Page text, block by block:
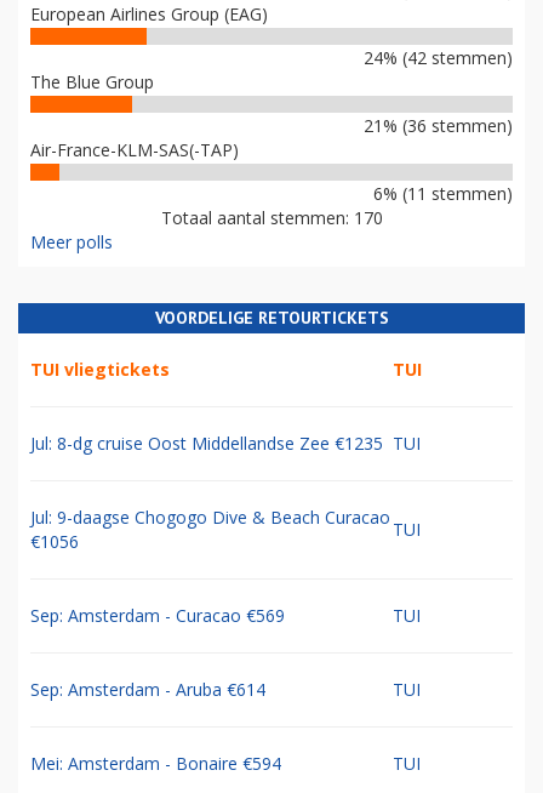
European Airlines Group (EAG)
24% (42 stemmen)
The Blue Group
21% (36 stemmen)
Air-France-KLM-SAS(-TAP)
6% (11 stemmen)
Totaal aantal stemmen: 170
Meer polls
VOORDELIGE RETOURTICKETS
TUI vliegtickets TUI
Jul: 8-dg cruise Oost Middellandse Zee €1235 TUI
Jul: 9-daagse Chogogo Dive & Beach Curacao
€1056
TUI
Sep: Amsterdam - Curacao €569 TUI
Sep: Amsterdam - Aruba €614 TUI
Mei: Amsterdam - Bonaire €594 TUI